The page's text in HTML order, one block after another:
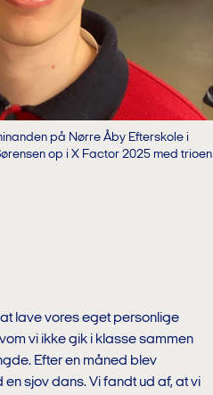
på Nørre Åby Efterskole i
op i X Factor 2025 med trioen
lave vores eget personlige
vi ikke gik i klasse sammen
Efter en måned blev
sjov dans. Vi fandt ud af, at vi